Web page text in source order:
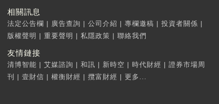
相關訊息
法定公告欄 | 廣告查詢 | 公司介紹 | 專欄邀稿 | 投資者關係 |
版權聲明 | 重要聲明 | 私隱政策 | 聯絡我們
友情鏈接
清博智能 | 艾媒諮詢 | 和訊 | 新時空 | 時代財經 | 證券市場周
刊
| 壹財信 | 權衡財經 | 攬富財經 | 更多...